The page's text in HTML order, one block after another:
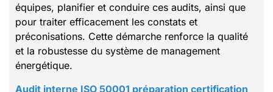
équipes, planifier et conduire ces audits, ainsi que
pour traiter efficacement les constats et
préconisations. Cette démarche renforce la qualité
et la robustesse du système de management
énergétique.
Audit interne ISO 50001 préparation certification